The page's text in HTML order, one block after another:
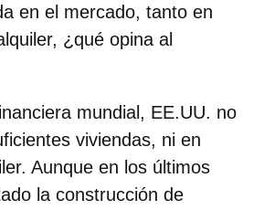
en el mercado, tanto en
¿qué opina al
mundial, EE.UU. no
viviendas, ni en
Aunque en los últimos
la construcción de